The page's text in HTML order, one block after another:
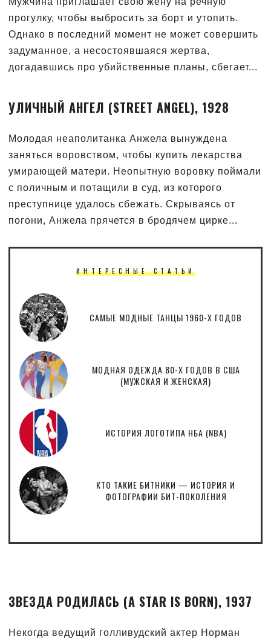
прогулку, чтобы выбросить за борт и утопить.
Однако в последний момент не может совершить
задуманное, а несостоявшаяся жертва,
догадавшись про убийственные планы, сбегает...
УЛИЧНЫЙ АНГЕЛ (STREET ANGEL), 1928
Молодая неаполитанка Анжела вынуждена
заняться воровством, чтобы купить лекарства
умирающей матери. Неопытную воровку поймали
с поличным и потащили в суд, из которого
преступнице удалось сбежать. Скрываясь от
погони, Анжела прячется в бродячем цирке...
ИНТЕРЕСНЫЕ СТАТЬИ
САМЫЕ МОДНЫЕ ТАНЦЫ 1960-Х ГОДОВ
МОДНАЯ ОДЕЖДА 80-Х ГОДОВ В США
(МУЖСКАЯ И ЖЕНСКАЯ)
ИСТОРИЯ ЛОГОТИПА НБА (NBA)
КТО ТАКИЕ БИТНИКИ — ИСТОРИЯ И
ФОТОГРАФИИ БИТ-ПОКОЛЕНИЯ
ЗВЕЗДА РОДИЛАСЬ (A STAR IS BORN), 1937
Некогда ведущий голливудский актер Норман